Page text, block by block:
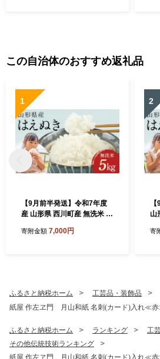
この自治体のおすすめ返礼品
1
【9月前半発送】令和7年度
産 山形県 西川町産 無洗米 は
ブランド米 ごはん ご飯 節水
寄附金額 7,000円
2
山
ん
寄
ふるさと納税ホーム 工芸品・装飾品
紙屋 作左ヱ門 月山和紙 名刺(カード)入れ≪
ふるさと納税ホーム ランキング
工
その他伝統技術ランキング